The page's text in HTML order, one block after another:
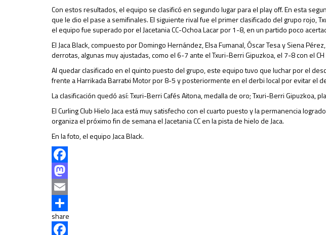
Con estos resultados, el equipo se clasificó en segundo lugar para el play off. En esta
que le dio el pase a semifinales. El siguiente rival fue el primer clasificado del grupo rojo,
el equipo fue superado por el Jacetania CC-Ochoa Lacar por 1-8, en un partido poco
El Jaca Black, compuesto por Domingo Hernández, Elsa Fumanal, Óscar Tesa y Siena
derrotas, algunas muy ajustadas, como el 6-7 ante el Txuri-Berri Gipuzkoa, el 7-8 con el
Al quedar clasificado en el quinto puesto del grupo, este equipo tuvo que luchar por el
frente a Harrikada Barratxi Motor por 8-5 y posteriormente en el derbi local por evitar el
La clasificación quedó así: Txuri-Berri Cafés Aitona, medalla de oro; Txuri-Berri Gipuzkoa,
El Curling Club Hielo Jaca está muy satisfecho con el cuarto puesto y la permanencia
organiza el próximo fin de semana el Jacetania CC en la pista de hielo de Jaca.
En la foto, el equipo Jaca Black.
Facebook
Mastodon
Email
Compartir
share